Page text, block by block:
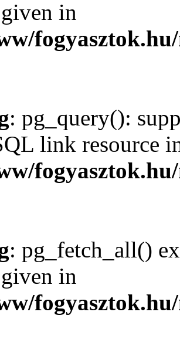
in
: pg_query():
link resource
: pg_fetch_all()
in